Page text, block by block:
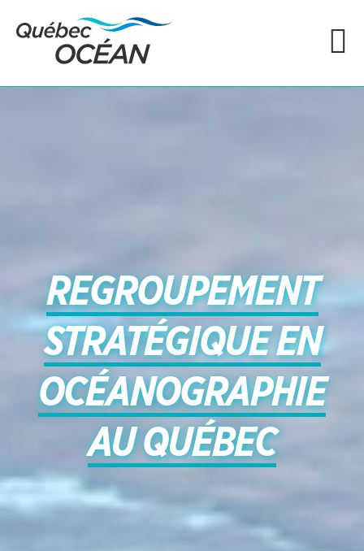
REGROUPEMENT
STRATÉGIQUE EN
OCÉANOGRAPHIE
AU QUÉBEC